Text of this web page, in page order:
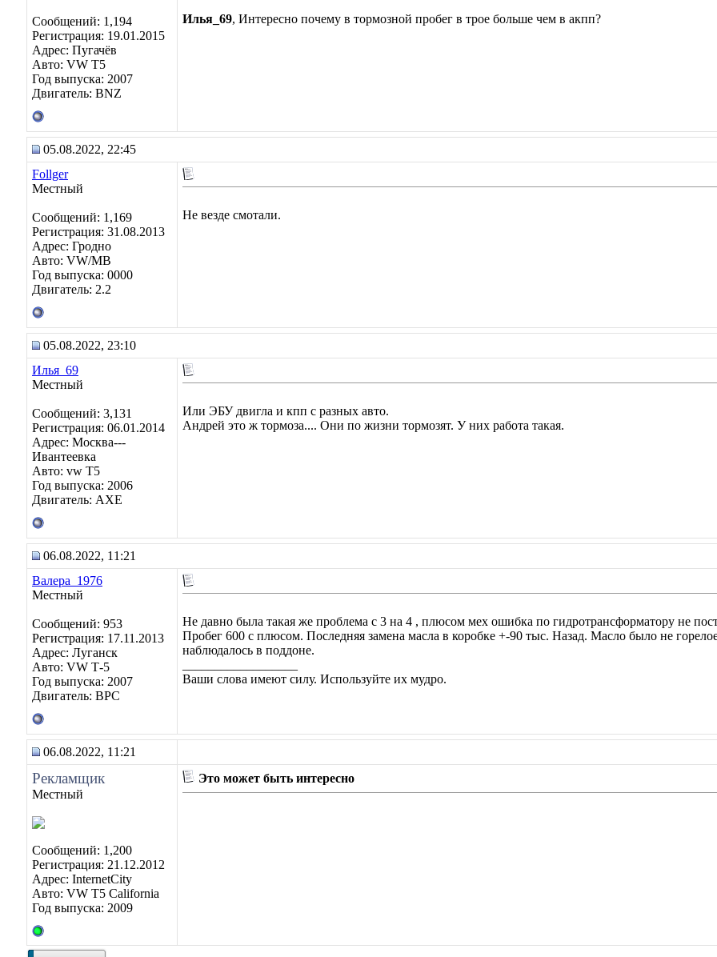
Сообщений: 1,194
Регистрация: 19.01.2015
Адрес: Пугачёв
Авто: VW T5
Год выпуска: 2007
Двигатель: BNZ
Илья_69, Интересно почему в тормозной пробег в трое больше чем в акпп?
05.08.2022, 22:45
Follger
Местный
Сообщений: 1,169
Регистрация: 31.08.2013
Адрес: Гродно
Авто: VW/MB
Год выпуска: 0000
Двигатель: 2.2
Не везде смотали.
05.08.2022, 23:10
Илья_69
Местный
Сообщений: 3,131
Регистрация: 06.01.2014
Адрес: Москва---
Ивантеевка
Авто: vw T5
Год выпуска: 2006
Двигатель: AXE
Или ЭБУ двигла и кпп с разных авто.
Андрей это ж тормоза.... Они по жизни тормозят. У них работа такая.
06.08.2022, 11:21
Валера_1976
Местный
Сообщений: 953
Регистрация: 17.11.2013
Адрес: Луганск
Авто: VW Т-5
Год выпуска: 2007
Двигатель: BPC
Не давно была такая же проблема с 3 на 4 , плюсом мех ошибка по гидротрансформатору не
Пробег 600 с плюсом. Последняя замена масла в коробке +-90 тыс. Назад. Масло было не
наблюдалось в поддоне.
Ваши слова имеют силу. Используйте их мудро.
06.08.2022, 11:21
Рекламщик
Местный
Сообщений: 1,200
Регистрация: 21.12.2012
Адрес: InternetCity
Авто: VW T5 California
Год выпуска: 2009
Это может быть интересно